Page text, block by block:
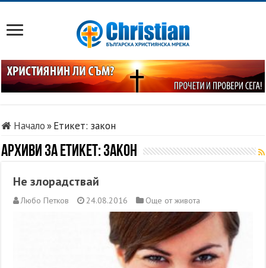
Начало»Етикет:закон
Архиви за етикет: закон
Не злорадствай
Любо Петков 24.08.2016 Още от живота